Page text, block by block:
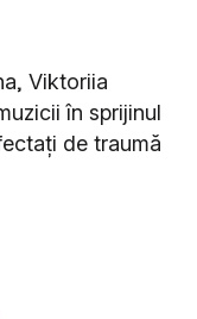
Viktoriia
în sprijinul
de traumă